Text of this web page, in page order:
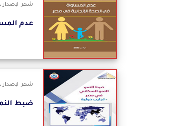
شهر الإصدار :
عدم
شهر الإصدار :
ضبط